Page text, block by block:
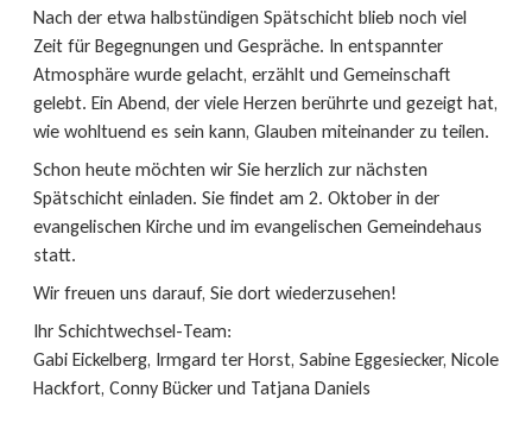
Nach der etwa halbstündigen Spätschicht blieb noch viel
Zeit für Begegnungen und Gespräche. In entspannter
Atmosphäre wurde gelacht, erzählt und Gemeinschaft
gelebt. Ein Abend, der viele Herzen berührte und gezeigt hat,
wie wohltuend es sein kann, Glauben miteinander zu teilen.
Schon heute möchten wir Sie herzlich zur nächsten
Spätschicht einladen. Sie findet am 2. Oktober in der
evangelischen Kirche und im evangelischen Gemeindehaus
statt.
Wir freuen uns darauf, Sie dort wiederzusehen!
Ihr Schichtwechsel-Team:
Gabi Eickelberg, Irmgard ter Horst, Sabine Eggesiecker, Nicole
Hackfort, Conny Bücker und Tatjana Daniels